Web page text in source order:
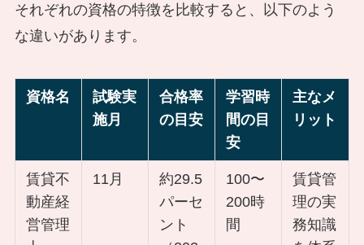
それぞれの資格の特徴を比較すると、以下のよう
な違いがあります。
資格名
試験実
施月
合格率
の目安
学習時
間の目
安
主なメ
リット
賃貸不
動産経
営管理
11月
約29.5
パーセ
ント
100〜
200時
間
賃貸管
理の実
務知識